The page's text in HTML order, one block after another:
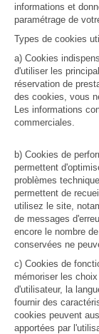
informations et
paramétrage de
Types de cookies
a) Cookies
d'utiliser les
réservation de
des cookies, vous
Les informations
commerciales.
b) Cookies de
permettent
problèmes
permettent de
utilisez le site,
de messages
encore le nombre
conservées ne
c) Cookies de
mémoriser les
d'utilisateur, la
fournir des
cookies peuvent
apportées par